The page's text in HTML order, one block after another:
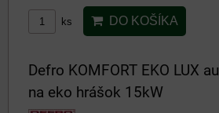
ks DO KOŠÍKA
Defro KOMFORT EKO LUX
na eko hrášok 15kW